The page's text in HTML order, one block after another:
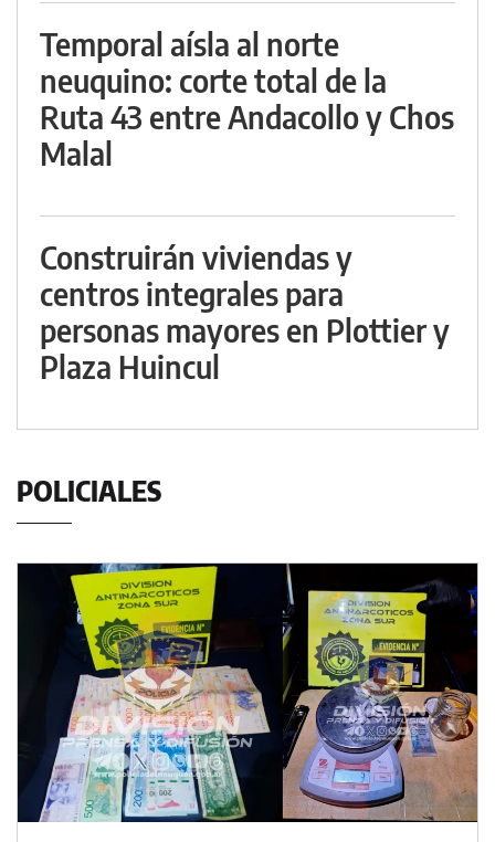
Temporal aísla al norte
neuquino: corte total de la
Ruta 43 entre Andacollo y Chos
Malal
Construirán viviendas y
centros integrales para
personas mayores en Plottier y
Plaza Huincul
POLICIALES